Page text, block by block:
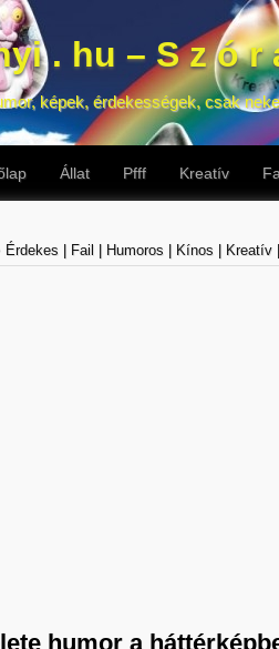
. hu – S z ó r
képek, érdekességek, csak
Állat Pfff Kreatív
Érdekes Fail Humoros Kínos Kreatív
humor a